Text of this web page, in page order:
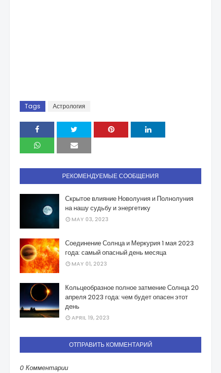
Tags Астрология
РЕКОМЕНДУЕМЫЕ СООБЩЕНИЯ
Скрытое влияние Новолуния и Полнолуния
на нашу судьбу и энергетику
MAY 03, 2023
Соединение Солнца и Меркурия 1 мая 2023
года: самый опасный день месяца
MAY 01, 2023
Кольцеобразное полное затмение Солнца 20
апреля 2023 года: чем будет опасен этот
день
APRIL 19, 2023
ОТПРАВИТЬ КОММЕНТАРИЙ
0 Комментарии